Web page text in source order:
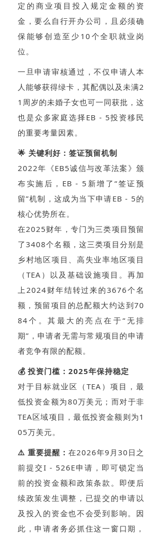
定的商业项目投入规定金额的资
金，要么自行开办公司，且必须确
保能够创造至少10个全职就业岗
位。
一旦申请审核通过，不仅申请人本
人能够获得绿卡，其配偶以及未满2
1周岁的未婚子女也可一同获批，这
也是众多家庭选择EB - 5投资移民
的重要考量因素。
🌟 关键利好：签证预留机制
2022年《EB5诚信与改革法案》颁
布实施后，EB - 5新增了“签证预
留”机制，这成为当下申请EB - 5的
核心优势所在。
在2025财年，专门为三类项目预留
了3408个名额，这三类项目分别是
乡村地区项目、高失业率地区项目
（TEA）以及基础设施项目。再加
上2024财年结转过来的3676个名
额，预留项目的总配额大约达到70
84个。其最大的亮点在于“无排
期”，申请者无需与常规项目的申请
者竞争有限的配额。
💰 投资门槛：2025年保持稳定
对于目标就业区（TEA）项目，最
低投资金额为80万美元；而对于非
TEA区域项目，最低投资金额则为1
05万美元。
⚠️ 重要提醒： 在2026年9月30日之
前提交I - 526E申请，即可锁定当
前的投资金额和政策条款。即便后
续政策发生调整，已提交的申请以
及投入的资金也不会受到影响。因
此，申请者务必抓住这一窗口期，